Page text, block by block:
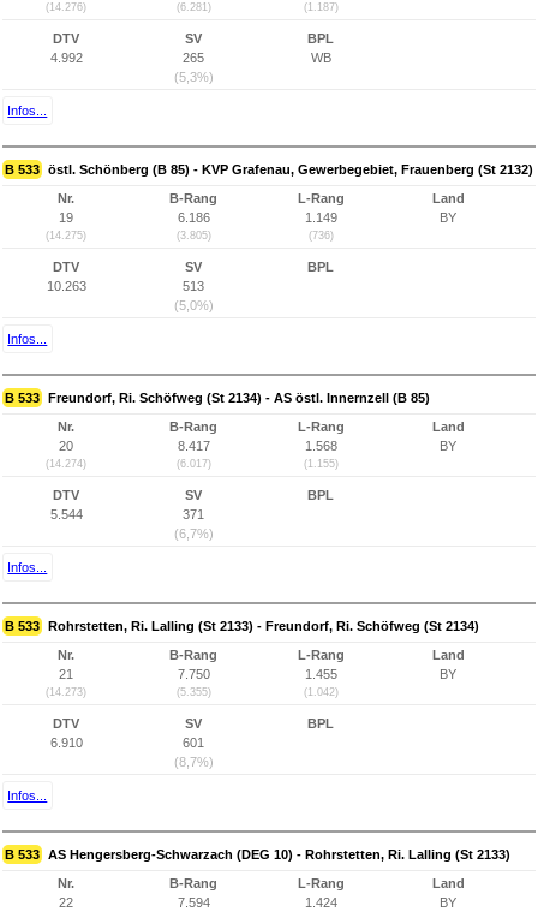
(14.276) (6.281) (1.187)
DTV
4.992
SV
265
(5,3%)
BPL
WB
Infos...
B 533 östl. Schönberg (B 85) - KVP Grafenau, Gewerbegebiet, Frauenberg (St 2132)
Nr.
19
(14.275)
B-Rang
6.186
(3.805)
L-Rang
1.149
(736)
Land
BY
DTV
10.263
SV
513
(5,0%)
BPL
Infos...
B 533 Freundorf, Ri. Schöfweg (St 2134) - AS östl. Innernzell (B 85)
Nr.
20
(14.274)
B-Rang
8.417
(6.017)
L-Rang
1.568
(1.155)
Land
BY
DTV
5.544
SV
371
(6,7%)
BPL
Infos...
B 533 Rohrstetten, Ri. Lalling (St 2133) - Freundorf, Ri. Schöfweg (St 2134)
Nr.
21
(14.273)
B-Rang
7.750
(5.355)
L-Rang
1.455
(1.042)
Land
BY
DTV
6.910
SV
601
(8,7%)
BPL
Infos...
B 533 AS Hengersberg-Schwarzach (DEG 10) - Rohrstetten, Ri. Lalling (St 2133)
Nr.
22
B-Rang
7.594
L-Rang
1.424
Land
BY